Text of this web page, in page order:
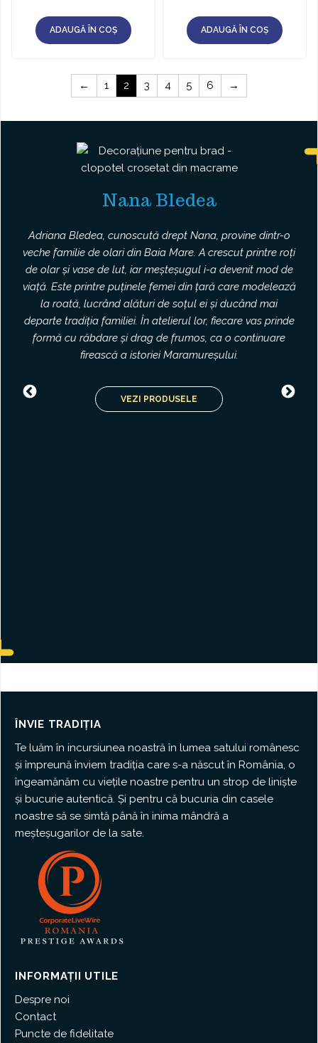
ADAUGĂ ÎN COȘ ADAUGĂ ÎN COȘ
← 1 2 3 4 5 6 →
Nana Bledea
Adriana Bledea, cunoscută drept Nana, provine dintr-o
veche familie de olari din Baia Mare. A crescut printre roți
de olar și vase de lut, iar meșteșugul i-a devenit mod de
viață. Este printre puținele femei din țară care modelează
la roată, lucrând alături de soțul ei și ducând mai
departe tradiția familiei. În atelierul lor, fiecare vas prinde
formă cu răbdare și drag de frumos, ca o continuare
firească a istoriei Maramureșului.
VEZI PRODUSELE
ÎNVIE TRADIȚIA
Te luăm în incursiunea noastră în lumea satului românesc
și împreună înviem tradiția care s-a născut în România, o
îngeamănăm cu viețile noastre pentru un strop de liniște
și bucurie autentică. Și pentru că bucuria din casele
noastre să se simtă până în inima mândră a
meșteșugarilor de la sate.
INFORMAȚII UTILE
Despre noi
Contact
Puncte de fidelitate